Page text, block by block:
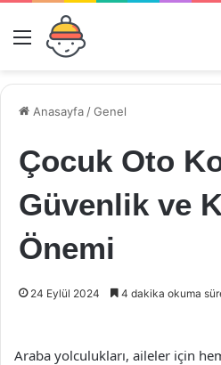
Menü
Anasayfa /Genel
Çocuk Oto
Güvenlik ve
Önemi
24 Eylül 2024 4 dakika okuma
Araba yolculukları, aileler için